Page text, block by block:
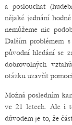
a poslouchat
nějaké jednání
nemůžeme nic
Dalším problémem
původní hledání se
dobrovolných
otázku uzavřít
Možná posledním
ve 21 letech. Ale i
důvodem je to, že